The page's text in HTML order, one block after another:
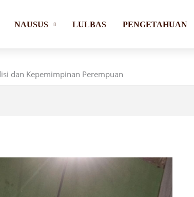
NAUSUS LULBAS PENGETAHUAN
dan Kepemimpinan Perempuan